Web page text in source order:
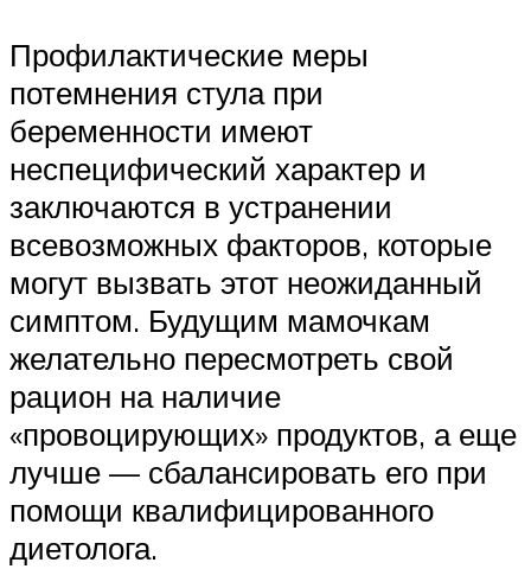
Профилактические меры
потемнения стула при
беременности имеют
неспецифический характер и
заключаются в устранении
всевозможных факторов, которые
могут вызвать этот неожиданный
симптом. Будущим мамочкам
желательно пересмотреть свой
рацион на наличие
«провоцирующих» продуктов, а еще
лучше — сбалансировать его при
помощи квалифицированного
диетолога.